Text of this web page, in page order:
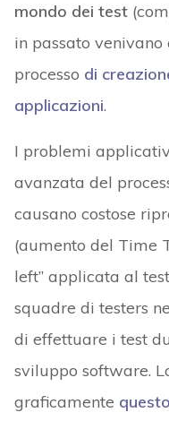
mondo dei test
in passato
processo di
applicazioni.
I problemi
avanzata del
causano costose
(aumento del Time
left” applicata al
squadre di testers
di effettuare i test
sviluppo software.
graficamente